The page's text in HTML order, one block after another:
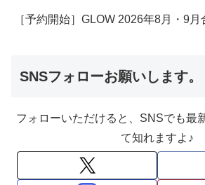
［予約開始］GLOW 2026年8月・9月
SNSフォローお願いします。
フォローいただけると、SNSでも最
て知れますよ♪